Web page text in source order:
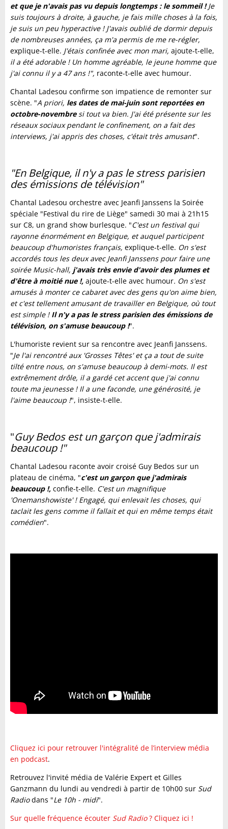
et que je n'avais pas vu depuis longtemps : le sommeil ! Je
suis toujours à droite, à gauche, je fais mille choses à la fois,
je suis un peu hyperactive ! J'avais oublié de dormir depuis
de nombreuses années, ça m'a permis de me re-régler,
explique-t-elle. J'étais confinée avec mon mari, ajoute-t-elle,
il a été adorable ! Un homme agréable, le jeune homme que
j'ai connu il y a 47 ans !", raconte-t-elle avec humour.
Chantal Ladesou confirme son impatience de remonter sur
scène. "A priori, les dates de mai-juin sont reportées en
octobre-novembresi tout va bien. J'ai été présente sur les
réseaux sociaux pendant le confinement, on a fait des
interviews, j'ai appris des choses, c'était très amusant".
"En Belgique, il n'y a pas le stress parisien
des émissions de télévision"
Chantal Ladesou orchestre avec Jeanfi Janssens la Soirée
spéciale "Festival du rire de Liège" samedi 30 mai à 21h15
sur C8, un grand show burlesque. "C'est un festival qui
rayonne énormément en Belgique, et auquel participent
beaucoup d'humoristes français, explique-t-elle. On s'est
accordés tous les deux avec Jeanfi Janssens pour faire une
soirée Music-hall, j'avais très envie d'avoir des plumes et
d'être à moitié nue !, ajoute-t-elle avec humour. On s'est
amusés à monter ce cabaret avec des gens qu'on aime bien,
et c'est tellement amusant de travailler en Belgique, où tout
est simple ! Il n'y a pas le stress parisien des émissions de
télévision, on s'amuse beaucoup !".
L'humoriste revient sur sa rencontre avec Jeanfi Janssens.
"Je l'ai rencontré aux 'Grosses Têtes' et ça a tout de suite
tilté entre nous, on s'amuse beaucoup à demi-mots. Il est
extrêmement drôle, il a gardé cet accent que j'ai connu
toute ma jeunesse ! Il a une faconde, une générosité, je
l'aime beaucoup !", insiste-t-elle.
"Guy Bedos est un garçon que j'admirais
beaucoup !"
Chantal Ladesou raconte avoir croisé Guy Bedos sur un
plateau de cinéma, "c'est un garçon que j'admirais
beaucoup !, confie-t-elle. C'est un magnifique
'Onemanshowiste' ! Engagé, qui enlevait les choses, qui
taclait les gens comme il fallait et qui en même temps était
comédien".
Cliquez ici pour retrouver l'intégralité de l’interview média
en podcast.
Retrouvez l'invité média de Valérie Expert et Gilles
Ganzmann du lundi au vendredi à partir de 10h00 sur Sud
Radiodans "Le 10h - midi".
Sur quelle fréquence écouter Sud Radio? Cliquez ici !